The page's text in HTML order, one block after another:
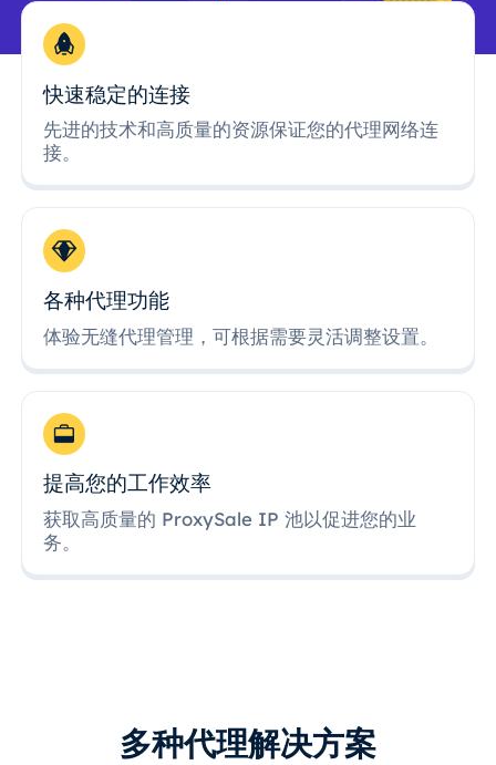
快速稳定的连接
先进的技术和高质量的资源保证您的代理网络连
接。
各种代理功能
体验无缝代理管理，可根据需要灵活调整设置。
提高您的工作效率
获取高质量的 ProxySale IP 池以促进您的业
务。
多种代理解决方案